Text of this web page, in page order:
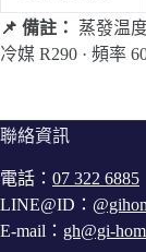
📌 備註：
蒸發温
冷媒 R290 · 頻率
聯絡資訊
電話： 07 322 6885
LINE@ID：
E-mail： gh@gi-